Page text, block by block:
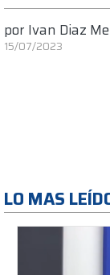
por Ivan Diaz
15/07/2023
LO MAS